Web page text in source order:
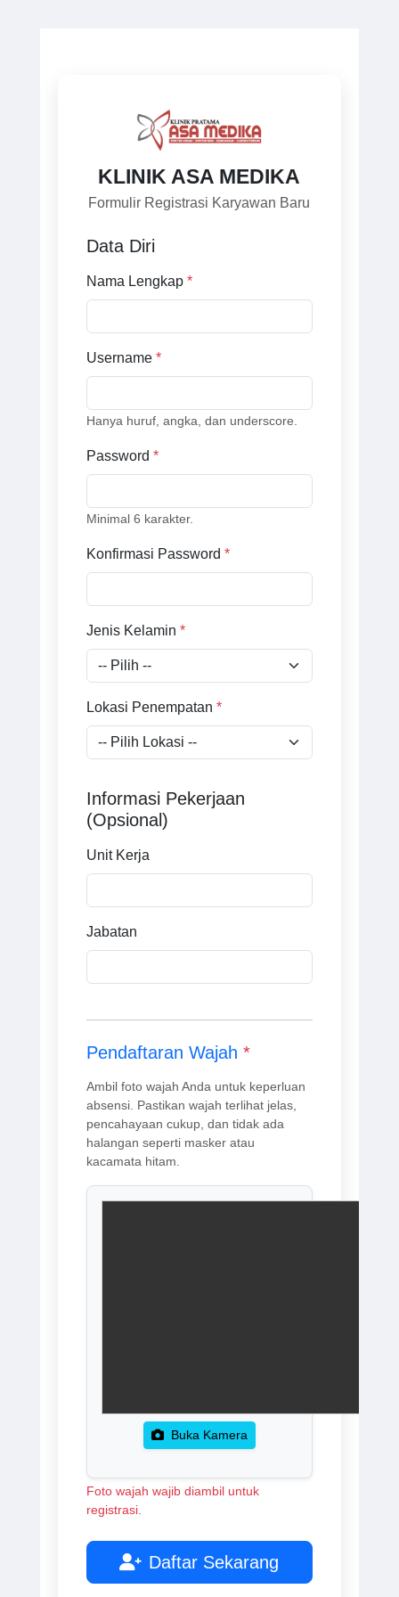
KLINIK ASA MEDIKA
Formulir Registrasi Karyawan Baru
Data Diri
Nama Lengkap *
Username *
Hanya huruf, angka, dan underscore.
Password *
Minimal 6 karakter.
Konfirmasi Password *
Jenis Kelamin *
Lokasi Penempatan *
Informasi Pekerjaan
(Opsional)
Unit Kerja
Jabatan
Pendaftaran Wajah *
Ambil foto wajah Anda untuk keperluan
absensi. Pastikan wajah terlihat jelas,
pencahayaan cukup, dan tidak ada
halangan seperti masker atau
kacamata hitam.
Buka Kamera
Foto wajah wajib diambil untuk
registrasi.
Daftar Sekarang